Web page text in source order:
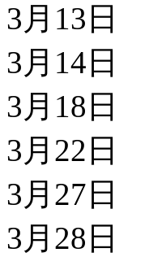
3月13日
3月14日
3月18日
3月22日
3月27日
3月28日